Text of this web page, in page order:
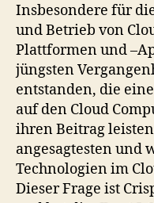
Insbesondere für
und Betrieb von
Plattformen und
jüngsten
entstanden, die
auf den Cloud
ihren Beitrag
angesagtesten und
Technologien im
Dieser Frage ist